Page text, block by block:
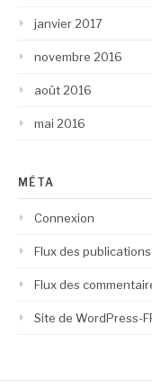
janvier 2017
novembre 2016
août 2016
mai 2016
MÉTA
Connexion
Flux des publications
Flux des
Site de WordPress-